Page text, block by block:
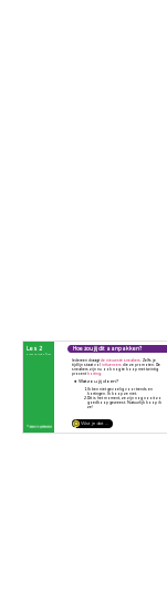
Hoe zou jij dit aanpakken?
Les 2
Iedereen draagtde nieuwste sneakers. Zelfs je
tijdlijn staat volinfluencers die ze promoten. De
sneakers zijn nu ook nog te koop met twintig
procentkorting.
Wat zou jij doen?
First things first
Wist je dat ...
Ik ben niet gevoelig voor trends en
kortingen. Ik koop ze niet.
Dit is het moment, ze zijn nog nooit zo
goedkoop geweest. Natuurlijk koop ik
ze!